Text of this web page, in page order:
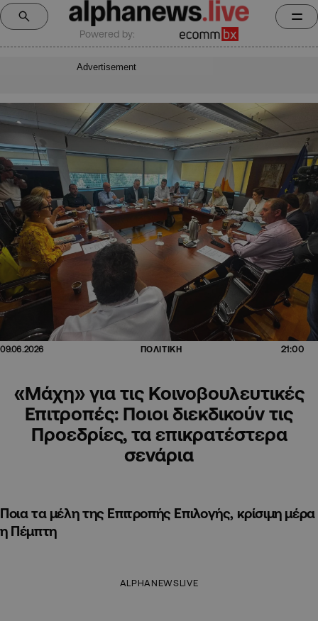
Powered by:
Advertisement
09.06.2026 ΠΟΛΙΤΙΚΗ 21:00
«Μάχη» για τις Κοινοβουλευτικές
Επιτροπές: Ποιοι διεκδικούν τις
Προεδρίες, τα επικρατέστερα
σενάρια
Ποια τα μέλη της Επιτροπής Επιλογής, κρίσιμη μέρα
η Πέμπτη
ALPHANEWSLIVE